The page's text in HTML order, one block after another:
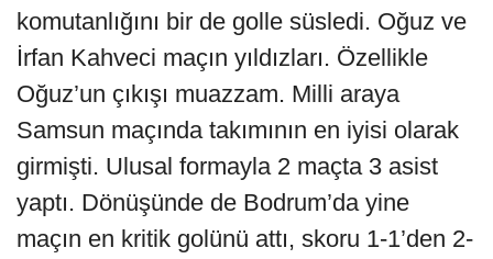
komutanlığını bir de golle süsledi. Oğuz ve
İrfan Kahveci maçın yıldızları. Özellikle
Oğuz’un çıkışı muazzam. Milli araya
Samsun maçında takımının en iyisi olarak
girmişti. Ulusal formayla 2 maçta 3 asist
yaptı. Dönüşünde de Bodrum’da yine
maçın en kritik golünü attı, skoru 1-1’den 2-